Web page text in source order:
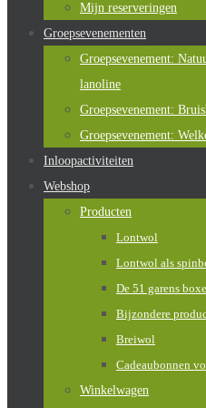
Mijn reserveringen
Groepsevenementen
Groepsevenement:
lanoline
Groepsevenement:
Groepsevenement:
Inloopactiviteiten
Webshop
Producten
Lontwol
Lontwol als
De 51 garens
Bijzondere
Breiwol
Cadeaubonnen
Winkelwagen